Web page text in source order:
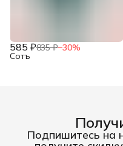
585 ₽835 ₽−30%
Сотъ
Подпишитесь на